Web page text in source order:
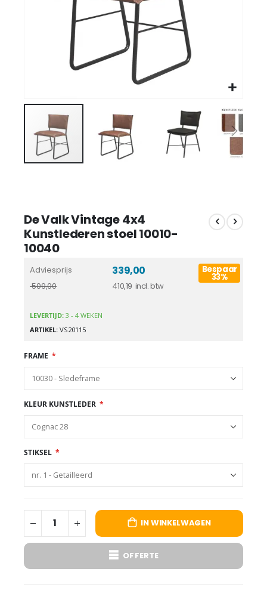
De Valk Vintage 4x4
Kunstlederen stoel 10010-
10040
Adviesprijs
509,00 410,19
339,00 Bespaar
33%
LEVERTIJD: 3 - 4 WEKEN
ARTIKEL VS20115
FRAME
KLEUR KUNSTLEDER
STIKSEL
IN WINKELWAGEN
OFFERTE